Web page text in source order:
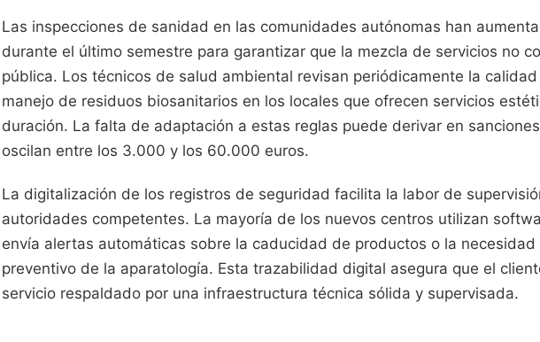
Las inspecciones de sanidad en las comunidades autónomas han
durante el último semestre para garantizar que la mezcla de servicios no
pública. Los técnicos de salud ambiental revisan periódicamente la
manejo de residuos biosanitarios en los locales que ofrecen servicios
duración. La falta de adaptación a estas reglas puede derivar en
oscilan entre los 3.000 y los 60.000 euros.
La digitalización de los registros de seguridad facilita la labor de
autoridades competentes. La mayoría de los nuevos centros utilizan
envía alertas automáticas sobre la caducidad de productos o la
preventivo de la aparatología. Esta trazabilidad digital asegura que el
servicio respaldado por una infraestructura técnica sólida y supervisada.